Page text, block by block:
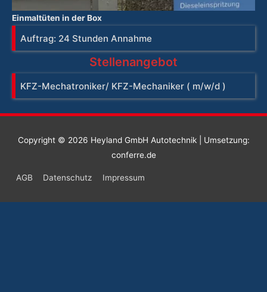
Einmaltüten in der Box
Auftrag: 24 Stunden Annahme
Stellenangebot
KFZ-Mechatroniker/ KFZ-Mechaniker ( m/w/d )
Copyright © 2026 Heyland GmbH Autotechnik| Umsetzung:
conferre.de
AGB Datenschutz Impressum